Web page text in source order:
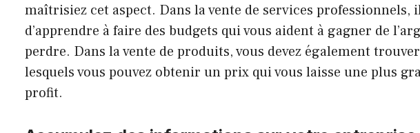
maîtrisiez cet aspect. Dans la vente de services professionnels,
d’apprendre à faire des budgets qui vous aident à gagner de
perdre. Dans la vente de produits, vous devez également
lesquels vous pouvez obtenir un prix qui vous laisse une plus
profit.